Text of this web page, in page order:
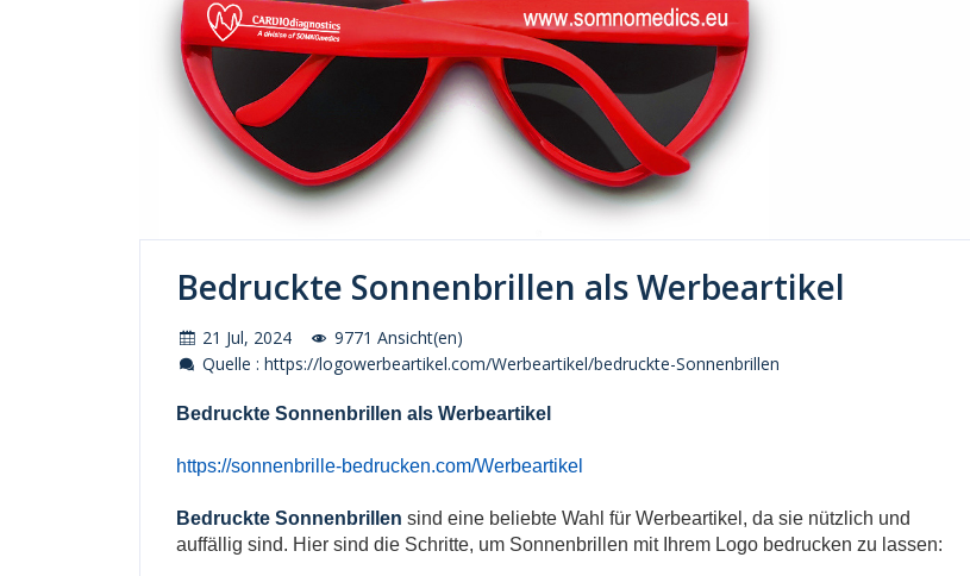
Bedruckte Sonnenbrillen als Werbeartikel
21 Jul, 2024
9771 Ansicht(en)
Quelle : https://logowerbeartikel.com/Werbeartikel/bedruckte-Sonnenbrillen
Bedruckte Sonnenbrillen als Werbeartikel
https://sonnenbrille-bedrucken.com/Werbeartikel
Bedruckte Sonnenbrillen sind eine beliebte Wahl für Werbeartikel, da sie nützlich und
auffällig sind. Hier sind die Schritte, um Sonnenbrillen mit Ihrem Logo bedrucken zu lassen: